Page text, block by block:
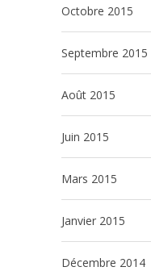
octobre 2015
septembre 2015
août 2015
juin 2015
mars 2015
janvier 2015
décembre 2014